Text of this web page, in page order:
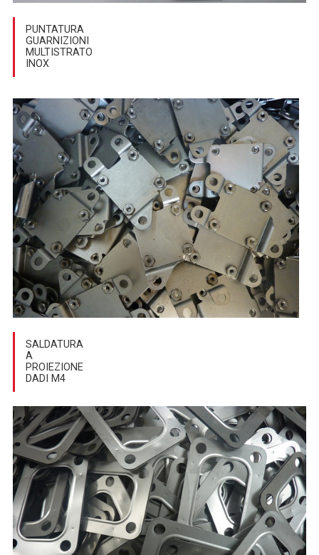
PUNTATURA
GUARNIZIONI
MULTISTRATO
INOX
SALDATURA
A
PROIEZIONE
DADI M4